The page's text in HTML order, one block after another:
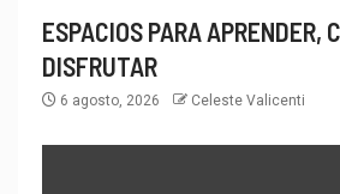
ESPACIOS PARA APRENDER,
DISFRUTAR
6 agosto, 2026 Celeste Valicenti